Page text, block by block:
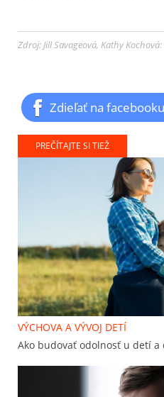
Zdroj: Jill Savageová, Kathy
Zdieľať na facebooku
PREČÍTAJTE SI TIEŽ
VÝCHOVA A VÝVOJ DETÍ
Ako budovať odolnosť u detí a